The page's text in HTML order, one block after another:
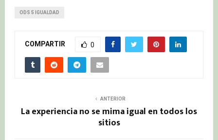
ODS 5 IGUALDAD
COMPARTIR 0
ANTERIOR
La experiencia no se mima igual en todos los
sitios